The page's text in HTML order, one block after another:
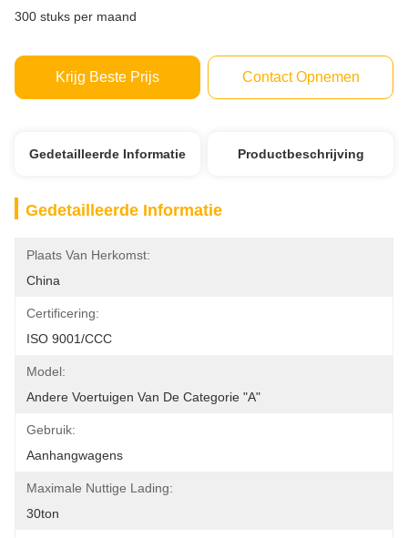
300 stuks per maand
Krijg Beste Prijs Contact Opnemen
Gedetailleerde Informatie Productbeschrijving
Gedetailleerde Informatie
Plaats Van Herkomst:
China
Certificering:
ISO 9001/CCC
Model:
Andere Voertuigen Van De Categorie "A"
Gebruik:
Aanhangwagens
Maximale Nuttige Lading:
30ton